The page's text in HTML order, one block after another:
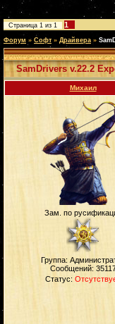
Страница 1 из 1 1
Форум » Софт » Драйвера »
SamDrivers v.22.2
Михаил
Зам. по
Группа:
Сообщений:
Статус: